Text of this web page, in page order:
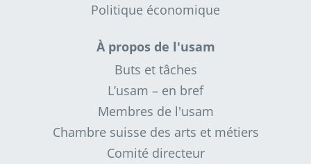
Politique économique
À propos de l'usam
Buts et tâches
L’usam – en bref
Membres de l'usam
Chambre suisse des arts et métiers
Comité directeur